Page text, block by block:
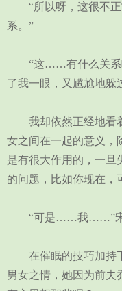
“所以呀，这很不正
系。”
“这……有什么关系吗
了我一眼，又尴尬地躲
我却依然正经地看着
女之间在一起的意义，
是有很大作用的，一旦
的问题，比如你现在，
“可是……我……”宋
在催眠的技巧加持下
男女之情，她因为前夫